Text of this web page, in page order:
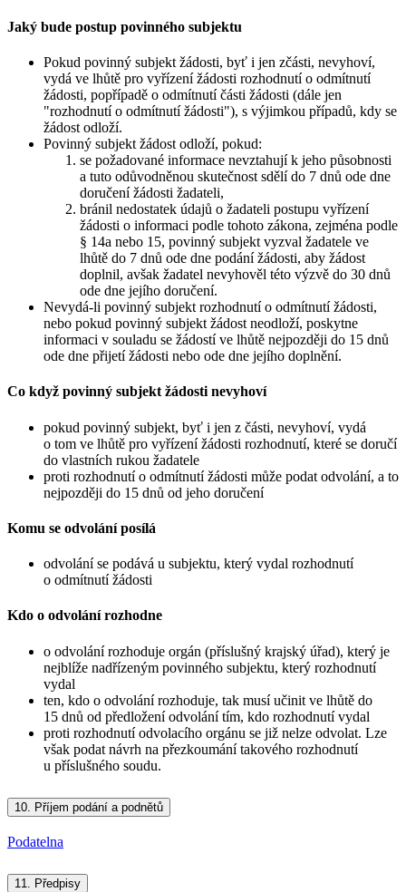
Jaký bude postup povinného subjektu
Pokud povinný subjekt žádosti, byť i jen zčásti, nevyhoví,
vydá ve lhůtě pro vyřízení žádosti rozhodnutí o odmítnutí
žádosti, popřípadě o odmítnutí části žádosti (dále jen
"rozhodnutí o odmítnutí žádosti"), s výjimkou případů, kdy se
žádost odloží.
Povinný subjekt žádost odloží, pokud:
se požadované informace nevztahují k jeho působnosti
a tuto odůvodněnou skutečnost sdělí do 7 dnů ode dne
doručení žádosti žadateli,
bránil nedostatek údajů o žadateli postupu vyřízení
žádosti o informaci podle tohoto zákona, zejména podle
§ 14a nebo 15, povinný subjekt vyzval žadatele ve
lhůtě do 7 dnů ode dne podání žádosti, aby žádost
doplnil, avšak žadatel nevyhověl této výzvě do 30 dnů
ode dne jejího doručení.
Nevydá-li povinný subjekt rozhodnutí o odmítnutí žádosti,
nebo pokud povinný subjekt žádost neodloží, poskytne
informaci v souladu se žádostí ve lhůtě nejpozději do 15 dnů
ode dne přijetí žádosti nebo ode dne jejího doplnění.
Co když povinný subjekt žádosti nevyhoví
pokud povinný subjekt, byť i jen z části, nevyhoví, vydá
o tom ve lhůtě pro vyřízení žádosti rozhodnutí, které se doručí
do vlastních rukou žadatele
proti rozhodnutí o odmítnutí žádosti může podat odvolání, a to
nejpozději do 15 dnů od jeho doručení
Komu se odvolání posílá
odvolání se podává u subjektu, který vydal rozhodnutí
o odmítnutí žádosti
Kdo o odvolání rozhodne
o odvolání rozhoduje orgán (příslušný krajský úřad), který je
nejblíže nadřízeným povinného subjektu, který rozhodnutí
vydal
ten, kdo o odvolání rozhoduje, tak musí učinit ve lhůtě do
15 dnů od předložení odvolání tím, kdo rozhodnutí vydal
proti rozhodnutí odvolacího orgánu se již nelze odvolat. Lze
však podat návrh na přezkoumání takového rozhodnutí
u příslušného soudu.
10. Příjem podání a podnětů
Podatelna
11. Předpisy